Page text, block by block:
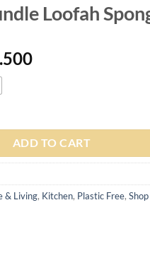
Loofah
Price
Rp 84.500
ADD TO CART
& Living, Kitchen, Plastic Free,